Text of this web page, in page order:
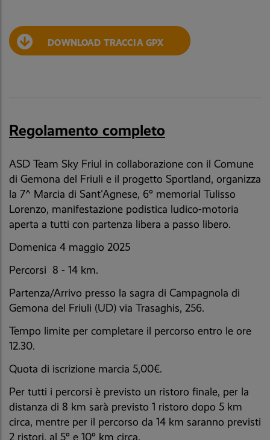
DOWNLOAD TRACCIA GPX
Regolamento completo
ASD Team Sky Friul in collaborazione con il Comune
di Gemona del Friuli e il progetto Sportland, organizza
la 7^ Marcia di Sant'Agnese, 6° memorial Tulisso
Lorenzo, manifestazione podistica ludico-motoria
aperta a tutti con partenza libera a passo libero.
Domenica 4 maggio 2025
Percorsi 8 - 14 km.
Partenza/Arrivo presso la sagra di Campagnola di
Gemona del Friuli (UD) via Trasaghis, 256.
Tempo limite per completare il percorso entro le ore
12.30.
Quota di iscrizione marcia 5,00€.
Per tutti i percorsi è previsto un ristoro finale, per la
distanza di 8 km sarà previsto 1 ristoro dopo 5 km
circa, mentre per il percorso da 14 km saranno previsti
2 ristori, al 5° e 10° km circa.